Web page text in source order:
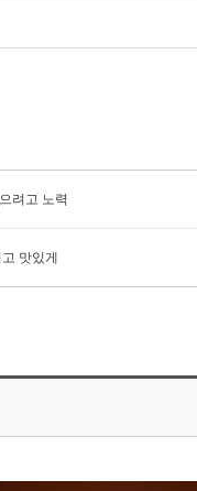
려고 노력
맛있게